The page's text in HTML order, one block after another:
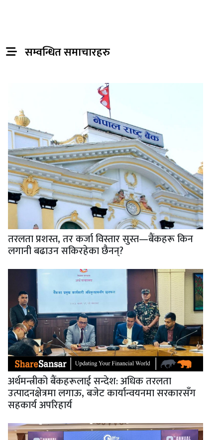
सम्वन्धित समाचारहरु
तरलता प्रशस्त, तर कर्जा विस्तार सुस्त—बैंकहरू किन
लगानी बढाउन सकिरहेका छैनन्?
अर्थमन्त्रीको बैंकहरूलाई सन्देश: अधिक तरलता
उत्पादनक्षेत्रमा लगाऊ, बजेट कार्यान्वयनमा सरकारसँग
सहकार्य अपरिहार्य